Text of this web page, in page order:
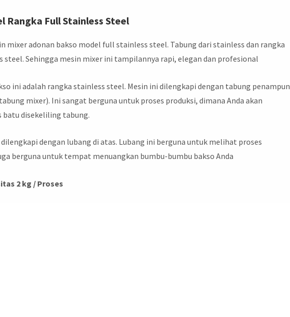
Rangka Full Stainless Steel
mixer adonan bakso model full stainless steel. Tabung dari stainless dan rangka
Sehingga mesin mixer ini tampilannya rapi, elegan dan profesional
ini adalah rangka stainless steel. Mesin ini dilengkapi dengan tabung
mixer). Ini sangat berguna untuk proses produksi, dimana Anda akan
batu disekeliling tabung.
dengan lubang di atas. Lubang ini berguna untuk melihat proses
berguna untuk tempat menuangkan bumbu-bumbu bakso Anda
2 kg / Proses